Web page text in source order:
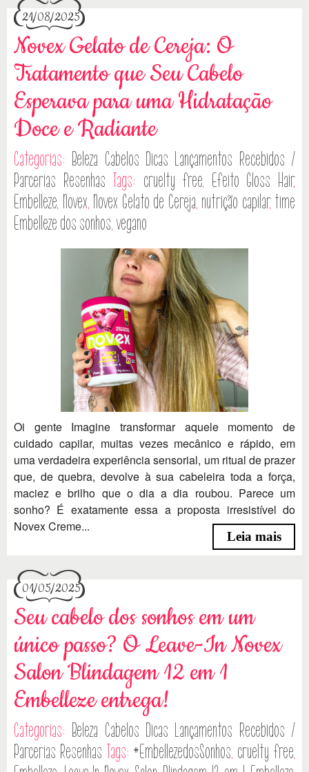
21/08/2025
Novex Gelato de Cereja: O
Tratamento que Seu Cabelo
Esperava para uma Hidratação
Doce e Radiante
Categorias: Beleza Cabelos Dicas Lançamentos Recebidos /
Parcerias Resenhas Tags: cruelty free, Efeito Gloss Hair,
Embelleze, Novex, Novex Gelato de Cereja, nutrição capilar, time
Embelleze dos sonhos,vegano
Oi gente Imagine transformar aquele momento de
cuidado capilar, muitas vezes mecânico e rápido, em
uma verdadeira experiência sensorial, um ritual de prazer
que, de quebra, devolve à sua cabeleira toda a força,
maciez e brilho que o dia a dia roubou. Parece um
sonho? É exatamente essa a proposta irresistível do
Novex Creme...
Leia mais
01/05/2025
Seu cabelo dos sonhos em um
único passo? O Leave-In Novex
Salon Blindagem 12 em 1
Embelleze entrega!
Categorias: Beleza Cabelos Dicas Lançamentos Recebidos /
Parcerias Resenhas Tags: #EmbellezedosSonhos, cruelty free,